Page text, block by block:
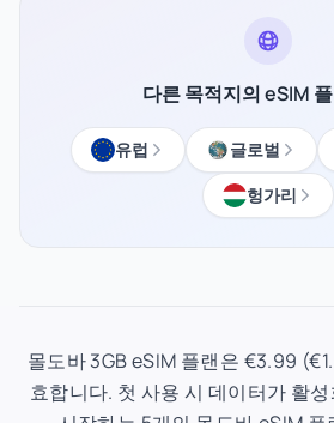
다른 목적지의 eSIM
유럽 글로벌
헝가리
몰도바 3GB eSIM 플랜은 €3.99
효합니다. 첫 사용 시 데이터가 활